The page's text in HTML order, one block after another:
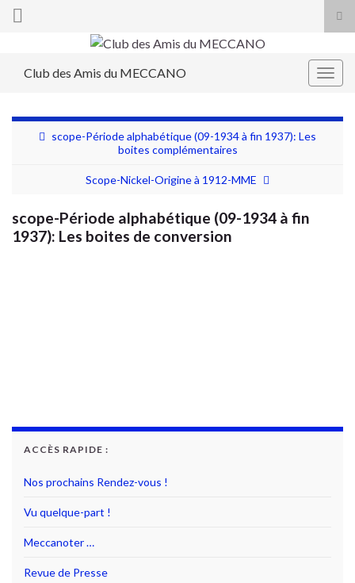
Search for:
Club des Amis du MECCANO
scope-Période alphabétique (09-1934 à fin 1937): Les
boites complémentaires
Scope-Nickel-Origine à 1912-MME
scope-Période alphabétique (09-1934 à fin
1937): Les boites de conversion
ACCÈS RAPIDE :
Nos prochains Rendez-vous !
Vu quelque-part !
Meccanoter …
Revue de Presse